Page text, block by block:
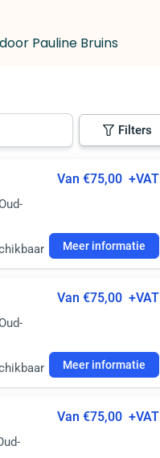
Pauline Bruins
Filters
Van €75,00 +VAT
Meer informatie
Van €75,00 +VAT
Meer informatie
Van €75,00 +VAT